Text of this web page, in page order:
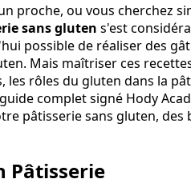
proche, ou vous cherchez
sans gluten s'est
possible de réaliser des
Mais maîtriser ces
rôles du gluten dans la
complet signé Hody
pâtisserie sans gluten, des
Pâtisserie